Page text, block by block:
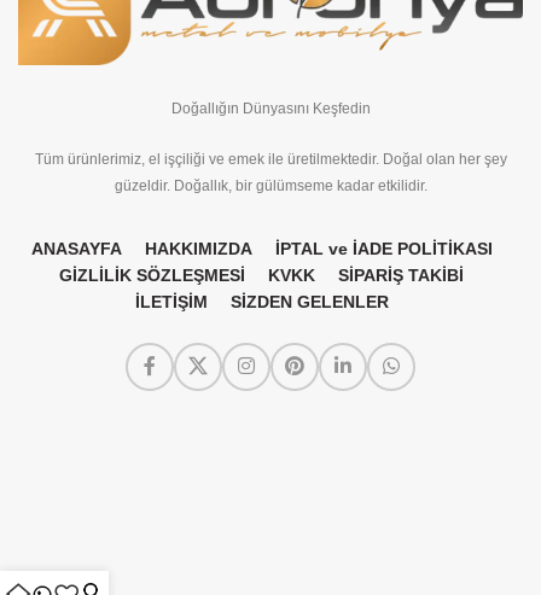
Doğallığın Dünyasını Keşfedin
Tüm ürünlerimiz, el işçiliği ve emek ile üretilmektedir. Doğal olan her şey
güzeldir. Doğallık, bir gülümseme kadar etkilidir.
ANASAYFA HAKKIMIZDA
İPTAL ve İADE POLİTİKASI
GİZLİLİK SÖZLEŞMESİ
KVKK
SİPARİŞ TAKİBİ
İLETİŞİM
SİZDEN GELENLER